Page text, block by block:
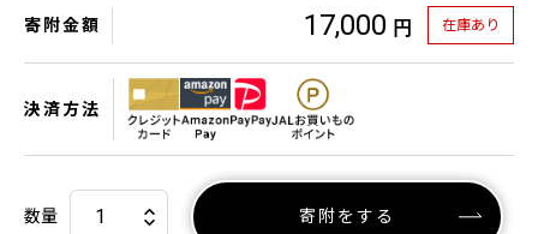
寄附金額 17,000 円 在庫あり
決済方法
数量 寄附をする